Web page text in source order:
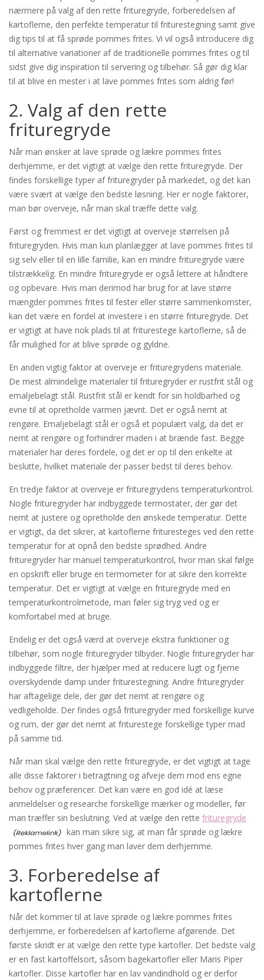
nærmere på valg af den rette frituregryde, forberedelsen af
kartoflerne, den perfekte temperatur til friturestegning samt give
dig tips til at få sprøde pommes frites. Vi vil også introducere dig
til alternative variationer af de traditionelle pommes frites og til
sidst give dig inspiration til servering og tilbehør. Så gør dig klar
til at blive en mester i at lave pommes frites som aldrig før!
2. Valg af den rette
frituregryde
Når man ønsker at lave sprøde og lækre pommes frites
derhjemme, er det vigtigt at vælge den rette frituregryde. Der
findes forskellige typer af frituregryder på markedet, og det kan
være svært at vælge den bedste løsning. Her er nogle faktorer,
man bør overveje, når man skal træffe dette valg.
Først og fremmest er det vigtigt at overveje størrelsen på
frituregryden. Hvis man kun planlægger at lave pommes frites til
sig selv eller til en lille familie, kan en mindre frituregryde være
tilstrækkelig. En mindre frituregryde er også lettere at håndtere
og opbevare. Hvis man derimod har brug for at lave større
mængder pommes frites til fester eller større sammenkomster,
kan det være en fordel at investere i en større frituregryde. Det
er vigtigt at have nok plads til at friturestege kartoflerne, så de
får mulighed for at blive sprøde og gyldne.
En anden vigtig faktor at overveje er frituregrydens materiale.
De mest almindelige materialer til frituregryder er rustfrit stål og
emaljebelagt stål. Rustfrit stål er kendt for sin holdbarhed og
evne til at opretholde varmen jævnt. Det er også nemt at
rengøre. Emaljebelagt stål er også et populært valg, da det er
nemt at rengøre og forhindrer maden i at brænde fast. Begge
materialer har deres fordele, og det er op til den enkelte at
beslutte, hvilket materiale der passer bedst til deres behov.
En tredje faktor at overveje er frituregrydens temperaturkontrol.
Nogle frituregryder har indbyggede termostater, der gør det
nemt at justere og opretholde den ønskede temperatur. Dette
er vigtigt, da det sikrer, at kartoflerne frituresteges ved den rette
temperatur for at opnå den bedste sprødhed. Andre
frituregryder har manuel temperaturkontrol, hvor man skal følge
en opskrift eller bruge en termometer for at sikre den korrekte
temperatur. Det er vigtigt at vælge en frituregryde med en
temperaturkontrolmetode, man føler sig tryg ved og er
komfortabel med at bruge.
Endelig er det også værd at overveje ekstra funktioner og
tilbehør, som nogle frituregryder tilbyder. Nogle frituregryder har
indbyggede filtre, der hjælper med at reducere lugt og fjerne
overskydende damp under friturestegning. Andre frituregryder
har aftagelige dele, der gør det nemt at rengøre og
vedligeholde. Der findes også frituregryder med forskellige kurve
og rum, der gør det nemt at friturestege forskellige typer mad
på samme tid.
Når man skal vælge den rette frituregryde, er det vigtigt at tage
alle disse faktorer i betragtning og afveje dem mod ens egne
behov og præferencer. Det kan være en god idé at læse
anmeldelser og researche forskellige mærker og modeller, før
man træffer sin beslutning. Ved at vælge den rette frituregryde
kan man sikre sig, at man får sprøde og lækre
pommes frites hver gang man laver dem derhjemme.
3. Forberedelse af
kartoflerne
Når det kommer til at lave sprøde og lækre pommes frites
derhjemme, er forberedelsen af kartoflerne afgørende. Det
første skridt er at vælge den rette type kartofler. Det bedste valg
er en fast kartoffelsort, såsom bagekartofler eller Maris Piper
kartofler. Disse kartofler har en lav vandindhold og er derfor